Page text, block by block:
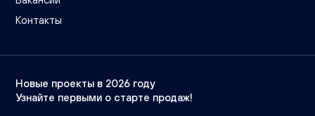
Контакты
Новые проекты в 2026 году
Узнайте первыми о старте продаж!